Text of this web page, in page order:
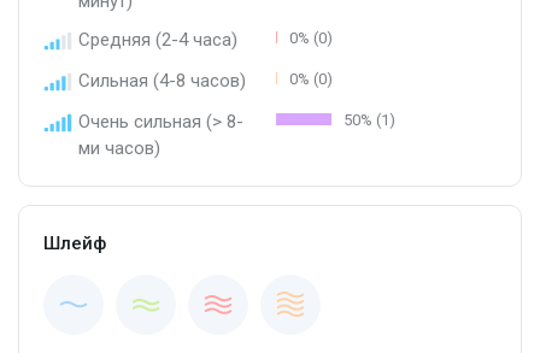
Средняя (2-4 часа) 0% (0)
Сильная (4-8 часов) 0% (0)
Очень сильная (> 8-
ми часов)
50% (1)
Шлейф